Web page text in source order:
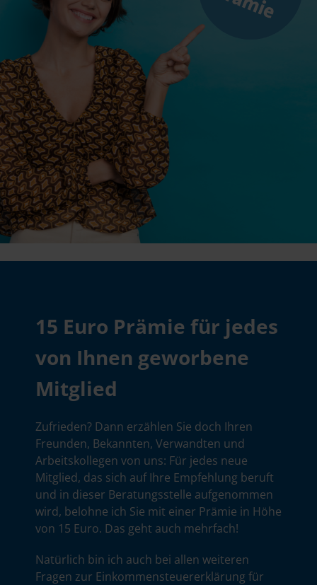
15 Euro Prämie für jedes
von Ihnen geworbene
Mitglied
Zufrieden? Dann erzählen Sie doch Ihren
Freunden, Bekannten, Verwandten und
Arbeitskollegen von uns: Für jedes neue
Mitglied, das sich auf Ihre Empfehlung beruft
und in dieser Beratungsstelle aufgenommen
wird, belohne ich Sie mit einer Prämie in Höhe
von 15 Euro. Das geht auch mehrfach!
Natürlich bin ich auch bei allen weiteren
Fragen zur Einkommensteuererklärung für